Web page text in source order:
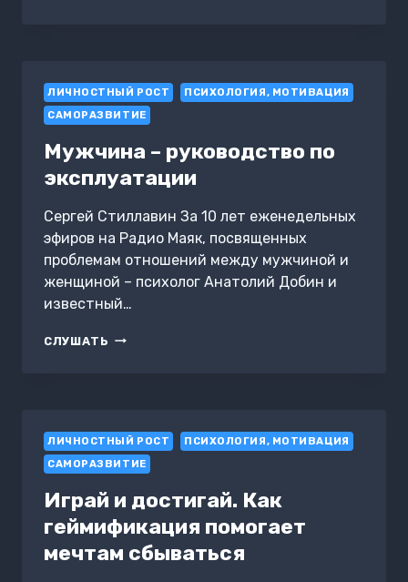
ПОЛОЧКАМ.
ЭФФЕКТИВНЫЕ
МЕТОДЫ
И
ПРАКТИКИ
ДЛЯ
МЫШЛЕНИЯ
ПРЕОДОЛЕНИЯ
НЕВРОЗА.
БОЛЬШОЕ
РУКОВОДСТВО
СПЕЦИАЛИСТОВ
ЛИЧНОСТНЫЙ РОСТ
ПСИХОЛОГИЯ, МОТИВАЦИЯ
САМОРАЗВИТИЕ
Мужчина – руководство по
эксплуатации
Сергей Стиллавин За 10 лет еженедельных
эфиров на Радио Маяк, посвященных
проблемам отношений между мужчиной и
женщиной – психолог Анатолий Добин и
известный…
СЛУШАТЬ МУЖЧИНА
ЛИЧНОСТНЫЙ РОСТ
ПСИХОЛОГИЯ, МОТИВАЦИЯ
САМОРАЗВИТИЕ
Играй и достигай. Как
геймификация помогает
мечтам сбываться